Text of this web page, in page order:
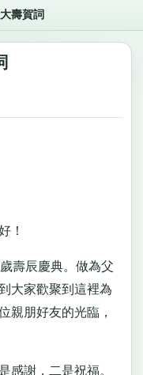
壽賀詞
！
壽辰慶典。做為父
大家歡聚到這裡為
親朋好友的光臨，
謝，二是祝福。